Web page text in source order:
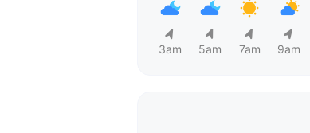
3am 5am 7am 9am